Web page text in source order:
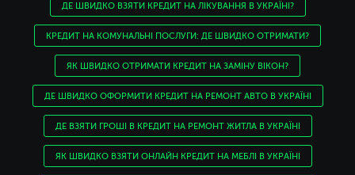
ДЕ ШВИДКО ВЗЯТИ КРЕДИТ НА ЛІКУВАННЯ В УКРАЇНІ?
КРЕДИТ НА КОМУНАЛЬНІ ПОСЛУГИ: ДЕ ШВИДКО ОТРИМАТИ?
ЯК ШВИДКО ОТРИМАТИ КРЕДИТ НА ЗАМІНУ ВІКОН?
ДЕ ШВИДКО ОФОРМИТИ КРЕДИТ НА РЕМОНТ АВТО В УКРАЇНІ
ДЕ ВЗЯТИ ГРОШІ В КРЕДИТ НА РЕМОНТ ЖИТЛА В УКРАЇНІ
ЯК ШВИДКО ВЗЯТИ ОНЛАЙН КРЕДИТ НА МЕБЛІ В УКРАЇНІ